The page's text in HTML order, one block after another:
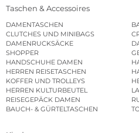
Taschen & Accessoires
DAMENTASCHEN
CLUTCHES UND MINIBAGS
DAMENRUCKSÄCKE
SHOPPER
HANDSCHUHE DAMEN
HERREN REISETASCHEN
KOFFER UND TROLLEYS
HERREN KULTURBEUTEL
REISEGEPÄCK DAMEN
BAUCH- & GÜRTELTASCHEN